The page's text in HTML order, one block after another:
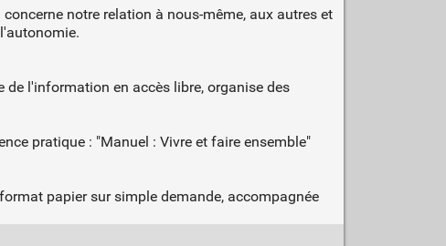
notre relation à nous-même, aux autres et
l'information en accès libre, organise des
pratique : "Manuel : Vivre et faire ensemble"
papier sur simple demande, accompagnée